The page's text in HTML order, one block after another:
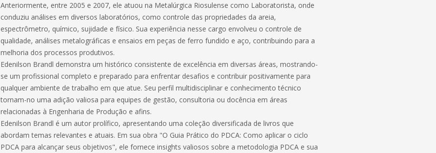
Anteriormente, entre 2005 e 2007, ele atuou na Metalúrgica Riosulense como Laboratorista, onde
conduziu análises em diversos laboratórios, como controle das propriedades da areia,
espectrômetro, químico, sujidade e físico. Sua experiência nesse cargo envolveu o controle de
qualidade, análises metalográficas e ensaios em peças de ferro fundido e aço, contribuindo para a
melhoria dos processos produtivos.
Edenilson Brandl demonstra um histórico consistente de excelência em diversas áreas, mostrando-
se um profissional completo e preparado para enfrentar desafios e contribuir positivamente para
qualquer ambiente de trabalho em que atue. Seu perfil multidisciplinar e conhecimento técnico
tornam-no uma adição valiosa para equipes de gestão, consultoria ou docência em áreas
relacionadas à Engenharia de Produção e afins.
Edenilson Brandl é um autor prolífico, apresentando uma coleção diversificada de livros que
abordam temas relevantes e atuais. Em sua obra "O Guia Prático do PDCA: Como aplicar o ciclo
PDCA para alcançar seus objetivos", ele fornece insights valiosos sobre a metodologia PDCA e sua